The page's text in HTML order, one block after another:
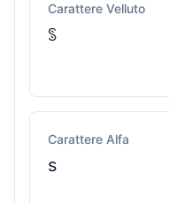
Carattere Velluto
ꌗ
Carattere Alfa
ѕ